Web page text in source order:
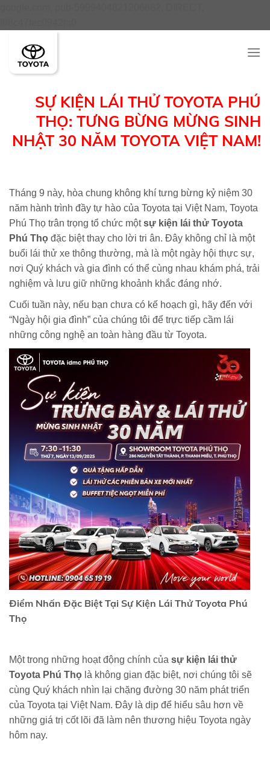
SỰ KIỆN LÁI THỬ TOYOTA PHÚ
THỌ: TƯNG BỪNG MỪNG SINH
NHẬT 30 NĂM TOYOTA VIỆT NAM!
Tháng 9 này, hòa chung không khí tưng bừng kỷ niệm 30
năm hành trình đầy tự hào của Toyota tại Việt Nam, Toyota
Phú Thọ trân trọng tổ chức mộtsự kiện lái thử Toyota
Phú Thọ đặc biệt thay cho lời tri ân. Đây không chỉ là một
buổi lái thử xe thông thường, mà là một ngày hội thực sự,
nơi Quý khách và gia đình có thể cùng nhau khám phá, trải
nghiệm và lưu giữ những khoảnh khắc đáng nhớ.
Cuối tuần này, nếu bạn chưa có kế hoạch gì, hãy đến với
“Ngày hội gia đình” của chúng tôi để trực tiếp cầm lái
những công nghệ an toàn hàng đầu từ Toyota.
Điểm Nhấn Đặc Biệt Tại Sự Kiện Lái Thử Toyota Phú
Thọ
Một trong những hoạt động chính của sự kiện lái thử
Toyota Phú Thọ là không gian đặc biệt, nơi chúng tôi sẽ
cùng Quý khách nhìn lại chặng đường 30 năm phát triển
của Toyota tại Việt Nam. Đây là dịp để hiểu sâu hơn về
những giá trị cốt lõi đã làm nên thương hiệu Toyota ngày
hôm nay.